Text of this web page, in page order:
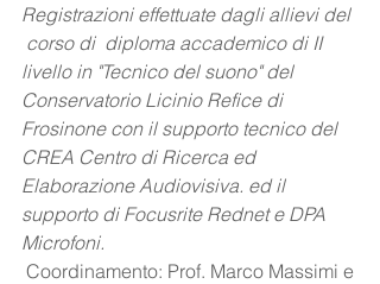
Registrazioni effettuate dagli allievi del
corso di  diploma accademico di II
livello in "Tecnico del suono" del
Conservatorio Licinio Refice di
Frosinone con il supporto tecnico del
CREA Centro di Ricerca ed
Elaborazione Audiovisiva. ed il
supporto di Focusrite Rednet e DPA
Microfoni.